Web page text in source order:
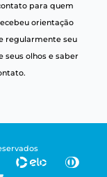
para quem
orientação
regularmente seu
seus olhos e saber